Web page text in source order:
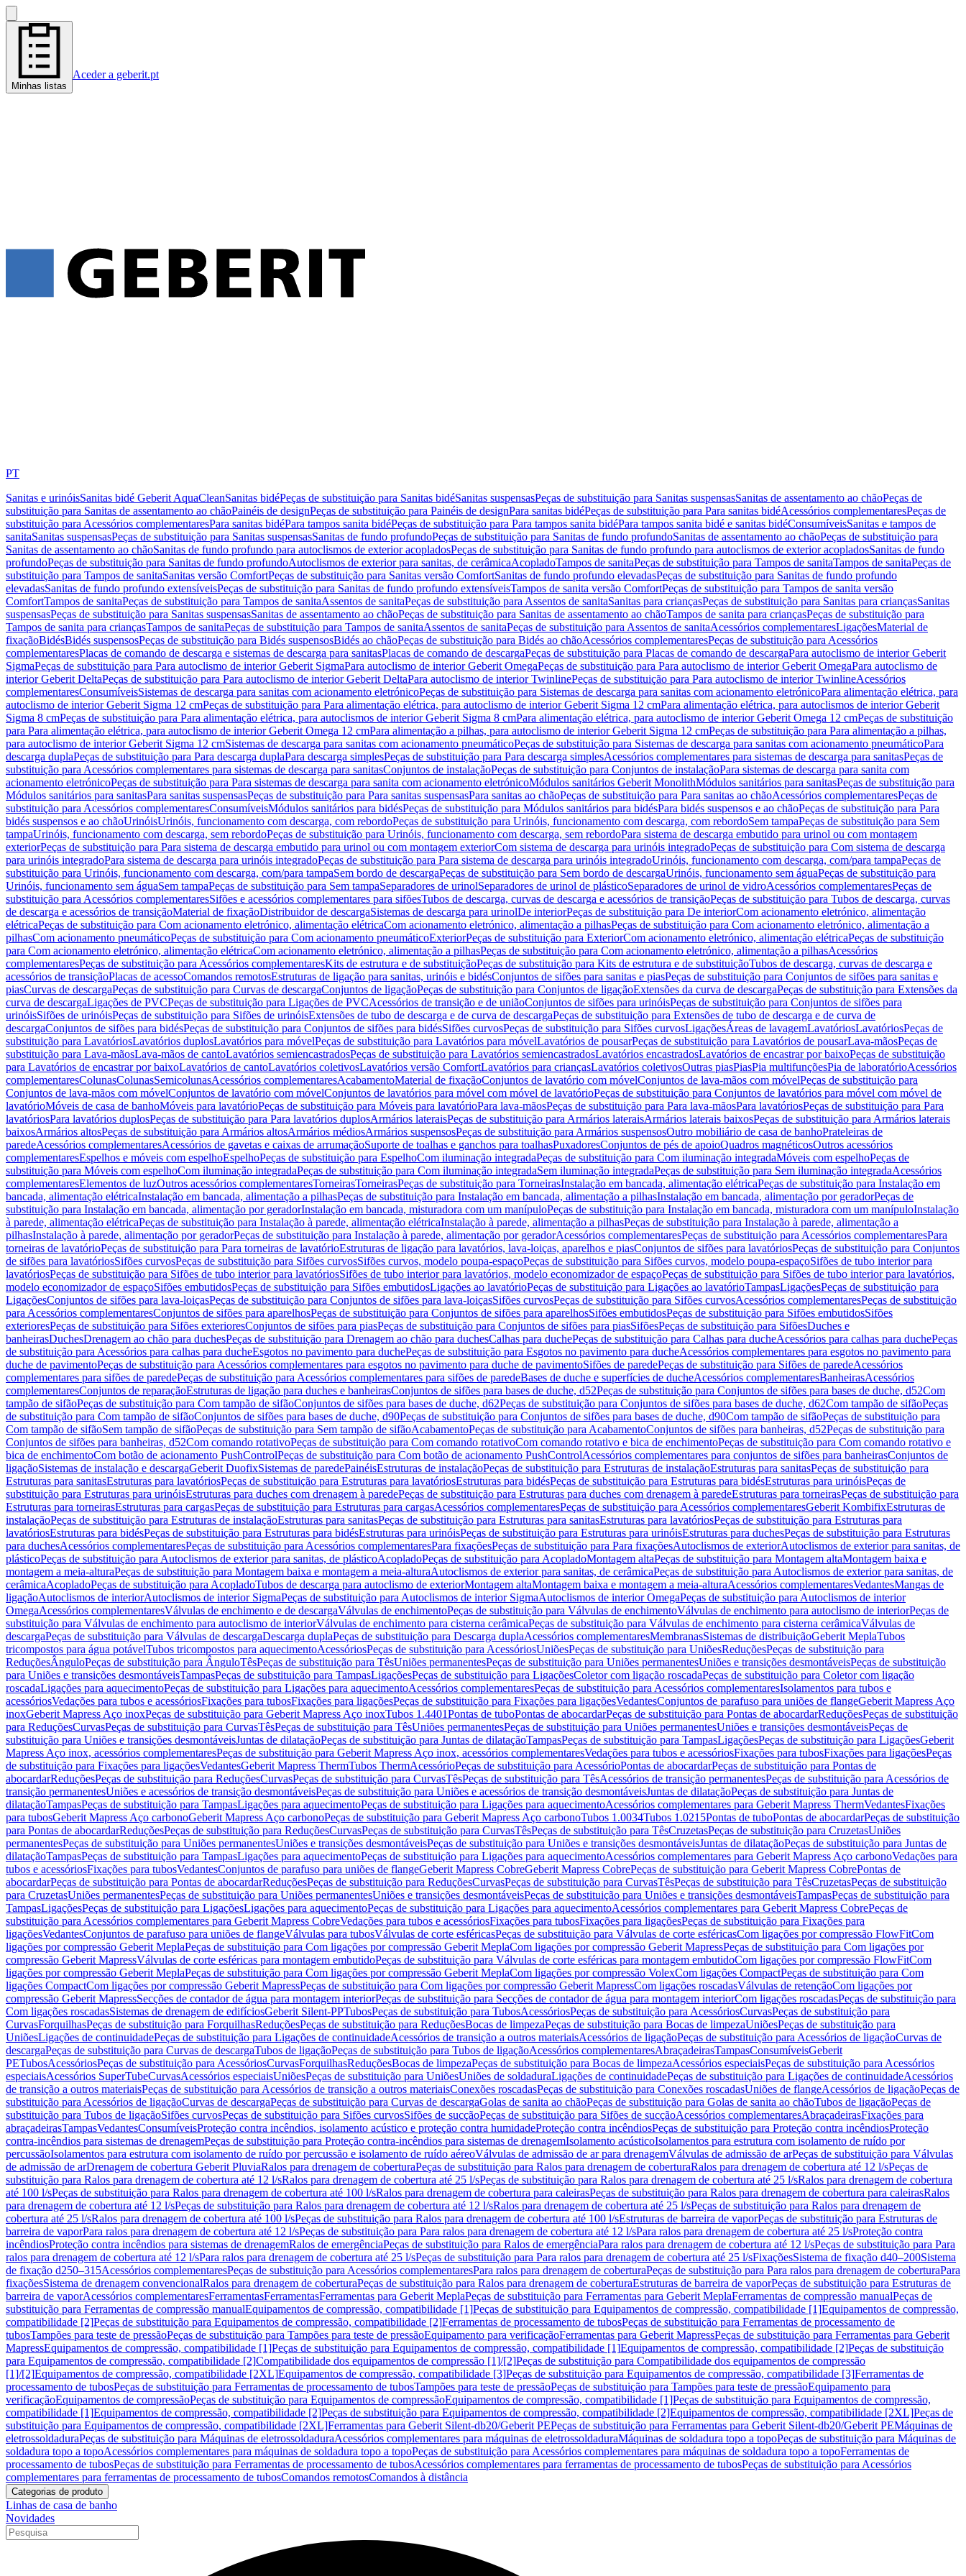
Minhas listas
Aceder a geberit.pt
PT
Sanitas e urinóisSanitas bidé Geberit AquaCleanSanitas bidéPeças de substituição para Sanitas bidéSanitas suspensasPeças de substituição para Sanitas suspensasSanitas de assentamento ao chãoPeças de
substituição para Sanitas de assentamento ao chãoPainéis de designPeças de substituição para Painéis de designPara sanitas bidéPeças de substituição para Para sanitas bidéAcessórios complementaresPeças de
substituição para Acessórios complementaresPara sanitas bidéPara tampos sanita bidéPeças de substituição para Para tampos sanita bidéPara tampos sanita bidé e sanitas bidéConsumíveisSanitas e tampos de
sanitaSanitas suspensasPeças de substituição para Sanitas suspensasSanitas de fundo profundoPeças de substituição para Sanitas de fundo profundoSanitas de assentamento ao chãoPeças de substituição para
Sanitas de assentamento ao chãoSanitas de fundo profundo para autoclismos de exterior acopladosPeças de substituição para Sanitas de fundo profundo para autoclismos de exterior acopladosSanitas de fundo
profundoPeças de substituição para Sanitas de fundo profundoAutoclismos de exterior para sanitas, de cerâmicaAcopladoTampos de sanitaPeças de substituição para Tampos de sanitaTampos de sanitaPeças de
substituição para Tampos de sanitaSanitas versão ComfortPeças de substituição para Sanitas versão ComfortSanitas de fundo profundo elevadasPeças de substituição para Sanitas de fundo profundo
elevadasSanitas de fundo profundo extensíveisPeças de substituição para Sanitas de fundo profundo extensíveisTampos de sanita versão ComfortPeças de substituição para Tampos de sanita versão
ComfortTampos de sanitaPeças de substituição para Tampos de sanitaAssentos de sanitaPeças de substituição para Assentos de sanitaSanitas para criançasPeças de substituição para Sanitas para criançasSanitas
suspensasPeças de substituição para Sanitas suspensasSanitas de assentamento ao chãoPeças de substituição para Sanitas de assentamento ao chãoTampos de sanita para criançasPeças de substituição para
Tampos de sanita para criançasTampos de sanitaPeças de substituição para Tampos de sanitaAssentos de sanitaPeças de substituição para Assentos de sanitaAcessórios complementaresLigaçõesMaterial de
fixaçãoBidésBidés suspensosPeças de substituição para Bidés suspensosBidés ao chãoPeças de substituição para Bidés ao chãoAcessórios complementaresPeças de substituição para Acessórios
complementaresPlacas de comando de descarga e sistemas de descarga para sanitasPlacas de comando de descargaPeças de substituição para Placas de comando de descargaPara autoclismo de interior Geberit
SigmaPeças de substituição para Para autoclismo de interior Geberit SigmaPara autoclismo de interior Geberit OmegaPeças de substituição para Para autoclismo de interior Geberit OmegaPara autoclismo de
interior Geberit DeltaPeças de substituição para Para autoclismo de interior Geberit DeltaPara autoclismo de interior TwinlinePeças de substituição para Para autoclismo de interior TwinlineAcessórios
complementaresConsumíveisSistemas de descarga para sanitas com acionamento eletrónicoPeças de substituição para Sistemas de descarga para sanitas com acionamento eletrónicoPara alimentação elétrica, para
autoclismo de interior Geberit Sigma 12 cmPeças de substituição para Para alimentação elétrica, para autoclismo de interior Geberit Sigma 12 cmPara alimentação elétrica, para autoclismos de interior Geberit
Sigma 8 cmPeças de substituição para Para alimentação elétrica, para autoclismos de interior Geberit Sigma 8 cmPara alimentação elétrica, para autoclismo de interior Geberit Omega 12 cmPeças de substituição
para Para alimentação elétrica, para autoclismo de interior Geberit Omega 12 cmPara alimentação a pilhas, para autoclismo de interior Geberit Sigma 12 cmPeças de substituição para Para alimentação a pilhas,
para autoclismo de interior Geberit Sigma 12 cmSistemas de descarga para sanitas com acionamento pneumáticoPeças de substituição para Sistemas de descarga para sanitas com acionamento pneumáticoPara
descarga duplaPeças de substituição para Para descarga duplaPara descarga simplesPeças de substituição para Para descarga simplesAcessórios complementares para sistemas de descarga para sanitasPeças de
substituição para Acessórios complementares para sistemas de descarga para sanitasConjuntos de instalaçãoPeças de substituição para Conjuntos de instalaçãoPara sistemas de descarga para sanita com
acionamento eletrónicoPeças de substituição para Para sistemas de descarga para sanita com acionamento eletrónicoMódulos sanitários Geberit MonolithMódulos sanitários para sanitasPeças de substituição para
Módulos sanitários para sanitasPara sanitas suspensasPeças de substituição para Para sanitas suspensasPara sanitas ao chãoPeças de substituição para Para sanitas ao chãoAcessórios complementaresPeças de
substituição para Acessórios complementaresConsumíveisMódulos sanitários para bidésPeças de substituição para Módulos sanitários para bidésPara bidés suspensos e ao chãoPeças de substituição para Para
bidés suspensos e ao chãoUrinóisUrinóis, funcionamento com descarga, com rebordoPeças de substituição para Urinóis, funcionamento com descarga, com rebordoSem tampaPeças de substituição para Sem
tampaUrinóis, funcionamento com descarga, sem rebordoPeças de substituição para Urinóis, funcionamento com descarga, sem rebordoPara sistema de descarga embutido para urinol ou com montagem
exteriorPeças de substituição para Para sistema de descarga embutido para urinol ou com montagem exteriorCom sistema de descarga para urinóis integradoPeças de substituição para Com sistema de descarga
para urinóis integradoPara sistema de descarga para urinóis integradoPeças de substituição para Para sistema de descarga para urinóis integradoUrinóis, funcionamento com descarga, com/para tampaPeças de
substituição para Urinóis, funcionamento com descarga, com/para tampaSem bordo de descargaPeças de substituição para Sem bordo de descargaUrinóis, funcionamento sem águaPeças de substituição para
Urinóis, funcionamento sem águaSem tampaPeças de substituição para Sem tampaSeparadores de urinolSeparadores de urinol de plásticoSeparadores de urinol de vidroAcessórios complementaresPeças de
substituição para Acessórios complementaresSifões e acessórios complementares para sifõesTubos de descarga, curvas de descarga e acessórios de transiçãoPeças de substituição para Tubos de descarga, curvas
de descarga e acessórios de transiçãoMaterial de fixaçãoDistribuidor de descargaSistemas de descarga para urinolDe interiorPeças de substituição para De interiorCom acionamento eletrónico, alimentação
elétricaPeças de substituição para Com acionamento eletrónico, alimentação elétricaCom acionamento eletrónico, alimentação a pilhasPeças de substituição para Com acionamento eletrónico, alimentação a
pilhasCom acionamento pneumáticoPeças de substituição para Com acionamento pneumáticoExteriorPeças de substituição para ExteriorCom acionamento eletrónico, alimentação elétricaPeças de substituição
para Com acionamento eletrónico, alimentação elétricaCom acionamento eletrónico, alimentação a pilhasPeças de substituição para Com acionamento eletrónico, alimentação a pilhasAcessórios
complementaresPeças de substituição para Acessórios complementaresKits de estrutura e de substituiçãoPeças de substituição para Kits de estrutura e de substituiçãoTubos de descarga, curvas de descarga e
acessórios de transiçãoPlacas de acessoComandos remotosEstruturas de ligação para sanitas, urinóis e bidésConjuntos de sifões para sanitas e piasPeças de substituição para Conjuntos de sifões para sanitas e
piasCurvas de descargaPeças de substituição para Curvas de descargaConjuntos de ligaçãoPeças de substituição para Conjuntos de ligaçãoExtensões da curva de descargaPeças de substituição para Extensões da
curva de descargaLigações de PVCPeças de substituição para Ligações de PVCAcessórios de transição e de uniãoConjuntos de sifões para urinóisPeças de substituição para Conjuntos de sifões para
urinóisSifões de urinóisPeças de substituição para Sifões de urinóisExtensões de tubo de descarga e de curva de descargaPeças de substituição para Extensões de tubo de descarga e de curva de
descargaConjuntos de sifões para bidésPeças de substituição para Conjuntos de sifões para bidésSifões curvosPeças de substituição para Sifões curvosLigaçõesÁreas de lavagemLavatóriosLavatóriosPeças de
substituição para LavatóriosLavatórios duplosLavatórios para móvelPeças de substituição para Lavatórios para móvelLavatórios de pousarPeças de substituição para Lavatórios de pousarLava-mãosPeças de
substituição para Lava-mãosLava-mãos de cantoLavatórios semiencastradosPeças de substituição para Lavatórios semiencastradosLavatórios encastradosLavatórios de encastrar por baixoPeças de substituição
para Lavatórios de encastrar por baixoLavatórios de cantoLavatórios coletivosLavatórios versão ComfortLavatórios para criançasLavatórios coletivosOutras piasPiasPia multifunçõesPia de laboratórioAcessórios
complementaresColunasColunasSemicolunasAcessórios complementaresAcabamentoMaterial de fixaçãoConjuntos de lavatório com móvelConjuntos de lava-mãos com móvelPeças de substituição para
Conjuntos de lava-mãos com móvelConjuntos de lavatório com móvelConjuntos de lavatórios para móvel com móvel de lavatórioPeças de substituição para Conjuntos de lavatórios para móvel com móvel de
lavatórioMóveis de casa de banhoMóveis para lavatórioPeças de substituição para Móveis para lavatórioPara lava-mãosPeças de substituição para Para lava-mãosPara lavatóriosPeças de substituição para Para
lavatóriosPara lavatórios duplosPeças de substituição para Para lavatórios duplosArmários lateraisPeças de substituição para Armários lateraisArmários laterais baixosPeças de substituição para Armários laterais
baixosArmários altosPeças de substituição para Armários altosArmários médiosArmários suspensosPeças de substituição para Armários suspensosOutro mobiliário de casa de banhoPrateleiras de
paredeAcessórios complementaresAcessórios de gavetas e caixas de arrumaçãoSuporte de toalhas e ganchos para toalhasPuxadoresConjuntos de pés de apoioQuadros magnéticosOutros acessórios
complementaresEspelhos e móveis com espelhoEspelhoPeças de substituição para EspelhoCom iluminação integradaPeças de substituição para Com iluminação integradaMóveis com espelhoPeças de
substituição para Móveis com espelhoCom iluminação integradaPeças de substituição para Com iluminação integradaSem iluminação integradaPeças de substituição para Sem iluminação integradaAcessórios
complementaresElementos de luzOutros acessórios complementaresTorneirasTorneirasPeças de substituição para TorneirasInstalação em bancada, alimentação elétricaPeças de substituição para Instalação em
bancada, alimentação elétricaInstalação em bancada, alimentação a pilhasPeças de substituição para Instalação em bancada, alimentação a pilhasInstalação em bancada, alimentação por geradorPeças de
substituição para Instalação em bancada, alimentação por geradorInstalação em bancada, misturadora com um manípuloPeças de substituição para Instalação em bancada, misturadora com um manípuloInstalação
à parede, alimentação elétricaPeças de substituição para Instalação à parede, alimentação elétricaInstalação à parede, alimentação a pilhasPeças de substituição para Instalação à parede, alimentação a
pilhasInstalação à parede, alimentação por geradorPeças de substituição para Instalação à parede, alimentação por geradorAcessórios complementaresPeças de substituição para Acessórios complementaresPara
torneiras de lavatórioPeças de substituição para Para torneiras de lavatórioEstruturas de ligação para lavatórios, lava-loiças, aparelhos e piasConjuntos de sifões para lavatóriosPeças de substituição para Conjuntos
de sifões para lavatóriosSifões curvosPeças de substituição para Sifões curvosSifões curvos, modelo poupa-espaçoPeças de substituição para Sifões curvos, modelo poupa-espaçoSifões de tubo interior para
lavatóriosPeças de substituição para Sifões de tubo interior para lavatóriosSifões de tubo interior para lavatórios, modelo economizador de espaçoPeças de substituição para Sifões de tubo interior para lavatórios,
modelo economizador de espaçoSifões embutidosPeças de substituição para Sifões embutidosLigações ao lavatórioPeças de substituição para Ligações ao lavatórioTampasLigaçõesPeças de substituição para
LigaçõesConjuntos de sifões para lava-loiçasPeças de substituição para Conjuntos de sifões para lava-loiçasSifões curvosPeças de substituição para Sifões curvosAcessórios complementaresPeças de substituição
para Acessórios complementaresConjuntos de sifões para aparelhosPeças de substituição para Conjuntos de sifões para aparelhosSifões embutidosPeças de substituição para Sifões embutidosSifões
exterioresPeças de substituição para Sifões exterioresConjuntos de sifões para piasPeças de substituição para Conjuntos de sifões para piasSifõesPeças de substituição para SifõesDuches e
banheirasDuchesDrenagem ao chão para duchesPeças de substituição para Drenagem ao chão para duchesCalhas para duchePeças de substituição para Calhas para ducheAcessórios para calhas para duchePeças
de substituição para Acessórios para calhas para ducheEsgotos no pavimento para duchePeças de substituição para Esgotos no pavimento para ducheAcessórios complementares para esgotos no pavimento para
duche de pavimentoPeças de substituição para Acessórios complementares para esgotos no pavimento para duche de pavimentoSifões de paredePeças de substituição para Sifões de paredeAcessórios
complementares para sifões de paredePeças de substituição para Acessórios complementares para sifões de paredeBases de duche e superfícies de ducheAcessórios complementaresBanheirasAcessórios
complementaresConjuntos de reparaçãoEstruturas de ligação para duches e banheirasConjuntos de sifões para bases de duche, d52Peças de substituição para Conjuntos de sifões para bases de duche, d52Com
tampão de sifãoPeças de substituição para Com tampão de sifãoConjuntos de sifões para bases de duche, d62Peças de substituição para Conjuntos de sifões para bases de duche, d62Com tampão de sifãoPeças
de substituição para Com tampão de sifãoConjuntos de sifões para bases de duche, d90Peças de substituição para Conjuntos de sifões para bases de duche, d90Com tampão de sifãoPeças de substituição para
Com tampão de sifãoSem tampão de sifãoPeças de substituição para Sem tampão de sifãoAcabamentoPeças de substituição para AcabamentoConjuntos de sifões para banheiras, d52Peças de substituição para
Conjuntos de sifões para banheiras, d52Com comando rotativoPeças de substituição para Com comando rotativoCom comando rotativo e bica de enchimentoPeças de substituição para Com comando rotativo e
bica de enchimentoCom botão de acionamento PushControlPeças de substituição para Com botão de acionamento PushControlAcessórios complementares para conjuntos de sifões para banheirasConjuntos de
ligaçãoSistemas de instalação e descargaGeberit DuofixSistemas de paredePainéisEstruturas de instalaçãoPeças de substituição para Estruturas de instalaçãoEstruturas para sanitasPeças de substituição para
Estruturas para sanitasEstruturas para lavatóriosPeças de substituição para Estruturas para lavatóriosEstruturas para bidésPeças de substituição para Estruturas para bidésEstruturas para urinóisPeças de
substituição para Estruturas para urinóisEstruturas para duches com drenagem à paredePeças de substituição para Estruturas para duches com drenagem à paredeEstruturas para torneirasPeças de substituição para
Estruturas para torneirasEstruturas para cargasPeças de substituição para Estruturas para cargasAcessórios complementaresPeças de substituição para Acessórios complementaresGeberit KombifixEstruturas de
instalaçãoPeças de substituição para Estruturas de instalaçãoEstruturas para sanitasPeças de substituição para Estruturas para sanitasEstruturas para lavatóriosPeças de substituição para Estruturas para
lavatóriosEstruturas para bidésPeças de substituição para Estruturas para bidésEstruturas para urinóisPeças de substituição para Estruturas para urinóisEstruturas para duchesPeças de substituição para Estruturas
para duchesAcessórios complementaresPeças de substituição para Acessórios complementaresPara fixaçõesPeças de substituição para Para fixaçõesAutoclismos de exteriorAutoclismos de exterior para sanitas, de
plásticoPeças de substituição para Autoclismos de exterior para sanitas, de plásticoAcopladoPeças de substituição para AcopladoMontagem altaPeças de substituição para Montagem altaMontagem baixa e
montagem a meia-alturaPeças de substituição para Montagem baixa e montagem a meia-alturaAutoclismos de exterior para sanitas, de cerâmicaPeças de substituição para Autoclismos de exterior para sanitas, de
cerâmicaAcopladoPeças de substituição para AcopladoTubos de descarga para autoclismo de exteriorMontagem altaMontagem baixa e montagem a meia-alturaAcessórios complementaresVedantesMangas de
ligaçãoAutoclismos de interiorAutoclismos de interior SigmaPeças de substituição para Autoclismos de interior SigmaAutoclismos de interior OmegaPeças de substituição para Autoclismos de interior
OmegaAcessórios complementaresVálvulas de enchimento e de descargaVálvulas de enchimentoPeças de substituição para Válvulas de enchimentoVálvulas de enchimento para autoclismo de interiorPeças de
substituição para Válvulas de enchimento para autoclismo de interiorVálvulas de enchimento para cisterna cerâmicaPeças de substituição para Válvulas de enchimento para cisterna cerâmicaVálvulas de
descargaPeças de substituição para Válvulas de descargaDescarga duplaPeças de substituição para Descarga duplaAcessórios complementaresMembranasSistemas de distribuiçãoGeberit MeplaTubos
tricompostos para água potávelTubos tricompostos para aquecimentoAcessóriosPeças de substituição para AcessóriosUniõesPeças de substituição para UniõesReduçõesPeças de substituição para
ReduçõesÂnguloPeças de substituição para ÂnguloTêsPeças de substituição para TêsUniões permanentesPeças de substituição para Uniões permanentesUniões e transições desmontáveisPeças de substituição
para Uniões e transições desmontáveisTampasPeças de substituição para TampasLigaçõesPeças de substituição para LigaçõesColetor com ligação roscadaPeças de substituição para Coletor com ligação
roscadaLigações para aquecimentoPeças de substituição para Ligações para aquecimentoAcessórios complementaresPeças de substituição para Acessórios complementaresIsolamentos para tubos e
acessóriosVedações para tubos e acessóriosFixações para tubosFixações para ligaçõesPeças de substituição para Fixações para ligaçõesVedantesConjuntos de parafuso para uniões de flangeGeberit Mapress Aço
inoxGeberit Mapress Aço inoxPeças de substituição para Geberit Mapress Aço inoxTubos 1.4401Pontas de tuboPontas de abocardarPeças de substituição para Pontas de abocardarReduçõesPeças de substituição
para ReduçõesCurvasPeças de substituição para CurvasTêsPeças de substituição para TêsUniões permanentesPeças de substituição para Uniões permanentesUniões e transições desmontáveisPeças de
substituição para Uniões e transições desmontáveisJuntas de dilataçãoPeças de substituição para Juntas de dilataçãoTampasPeças de substituição para TampasLigaçõesPeças de substituição para LigaçõesGeberit
Mapress Aço inox, acessórios complementaresPeças de substituição para Geberit Mapress Aço inox, acessórios complementaresVedações para tubos e acessóriosFixações para tubosFixações para ligaçõesPeças
de substituição para Fixações para ligaçõesVedantesGeberit Mapress ThermTubos ThermAcessórioPeças de substituição para AcessórioPontas de abocardarPeças de substituição para Pontas de
abocardarReduçõesPeças de substituição para ReduçõesCurvasPeças de substituição para CurvasTêsPeças de substituição para TêsAcessórios de transição permanentesPeças de substituição para Acessórios de
transição permanentesUniões e acessórios de transição desmontáveisPeças de substituição para Uniões e acessórios de transição desmontáveisJuntas de dilataçãoPeças de substituição para Juntas de
dilataçãoTampasPeças de substituição para TampasLigações para aquecimentoPeças de substituição para Ligações para aquecimentoAcessórios complementares para Geberit Mapress ThermVedantesFixações
para tubosGeberit Mapress Aço carbonoGeberit Mapress Aço carbonoPeças de substituição para Geberit Mapress Aço carbonoTubos 1.0034Tubos 1.0215Pontas de tuboPontas de abocardarPeças de substituição
para Pontas de abocardarReduçõesPeças de substituição para ReduçõesCurvasPeças de substituição para CurvasTêsPeças de substituição para TêsCruzetasPeças de substituição para CruzetasUniões
permanentesPeças de substituição para Uniões permanentesUniões e transições desmontáveisPeças de substituição para Uniões e transições desmontáveisJuntas de dilataçãoPeças de substituição para Juntas de
dilataçãoTampasPeças de substituição para TampasLigações para aquecimentoPeças de substituição para Ligações para aquecimentoAcessórios complementares para Geberit Mapress Aço carbonoVedações para
tubos e acessóriosFixações para tubosVedantesConjuntos de parafuso para uniões de flangeGeberit Mapress CobreGeberit Mapress CobrePeças de substituição para Geberit Mapress CobrePontas de
abocardarPeças de substituição para Pontas de abocardarReduçõesPeças de substituição para ReduçõesCurvasPeças de substituição para CurvasTêsPeças de substituição para TêsCruzetasPeças de substituição
para CruzetasUniões permanentesPeças de substituição para Uniões permanentesUniões e transições desmontáveisPeças de substituição para Uniões e transições desmontáveisTampasPeças de substituição para
TampasLigaçõesPeças de substituição para LigaçõesLigações para aquecimentoPeças de substituição para Ligações para aquecimentoAcessórios complementares para Geberit Mapress CobrePeças de
substituição para Acessórios complementares para Geberit Mapress CobreVedações para tubos e acessóriosFixações para tubosFixações para ligaçõesPeças de substituição para Fixações para
ligaçõesVedantesConjuntos de parafuso para uniões de flangeVálvulas para tubosVálvulas de corte esféricasPeças de substituição para Válvulas de corte esféricasCom ligações por compressão FlowFitCom
ligações por compressão Geberit MeplaPeças de substituição para Com ligações por compressão Geberit MeplaCom ligações por compressão Geberit MapressPeças de substituição para Com ligações por
compressão Geberit MapressVálvulas de corte esféricas para montagem embutidoPeças de substituição para Válvulas de corte esféricas para montagem embutidoCom ligações por compressão FlowFitCom
ligações por compressão Geberit MeplaPeças de substituição para Com ligações por compressão Geberit MeplaCom ligações por compressão VolexCom ligações CompactPeças de substituição para Com
ligações CompactCom ligações por compressão Geberit MapressPeças de substituição para Com ligações por compressão Geberit MapressCom ligações roscadasVálvulas de retençãoCom ligações por
compressão Geberit MapressSecções de contador de água para montagem interiorPeças de substituição para Secções de contador de água para montagem interiorCom ligações roscadasPeças de substituição para
Com ligações roscadasSistemas de drenagem de edifíciosGeberit Silent-PPTubosPeças de substituição para TubosAcessóriosPeças de substituição para AcessóriosCurvasPeças de substituição para
CurvasForquilhasPeças de substituição para ForquilhasReduçõesPeças de substituição para ReduçõesBocas de limpezaPeças de substituição para Bocas de limpezaUniõesPeças de substituição para
UniõesLigações de continuidadePeças de substituição para Ligações de continuidadeAcessórios de transição a outros materiaisAcessórios de ligaçãoPeças de substituição para Acessórios de ligaçãoCurvas de
descargaPeças de substituição para Curvas de descargaTubos de ligaçãoPeças de substituição para Tubos de ligaçãoAcessórios complementaresAbraçadeirasTampasConsumíveisGeberit
PETubosAcessóriosPeças de substituição para AcessóriosCurvasForquilhasReduçõesBocas de limpezaPeças de substituição para Bocas de limpezaAcessórios especiaisPeças de substituição para Acessórios
especiaisAcessórios SuperTubeCurvasAcessórios especiaisUniõesPeças de substituição para UniõesUniões de soldaduraLigações de continuidadePeças de substituição para Ligações de continuidadeAcessórios
de transição a outros materiaisPeças de substituição para Acessórios de transição a outros materiaisConexões roscadasPeças de substituição para Conexões roscadasUniões de flangeAcessórios de ligaçãoPeças de
substituição para Acessórios de ligaçãoCurvas de descargaPeças de substituição para Curvas de descargaGolas de sanita ao chãoPeças de substituição para Golas de sanita ao chãoTubos de ligaçãoPeças de
substituição para Tubos de ligaçãoSifões curvosPeças de substituição para Sifões curvosSifões de sucçãoPeças de substituição para Sifões de sucçãoAcessórios complementaresAbraçadeirasFixações para
abraçadeirasTampasVedantesConsumíveisProteção contra incêndios, isolamento acústico e proteção contra humidadeProteção contra incêndiosPeças de substituição para Proteção contra incêndiosProteção
contra-incêndios para sistemas de drenagemPeças de substituição para Proteção contra-incêndios para sistemas de drenagemIsolamento acústicoIsolamentos para estrutura com isolamento de ruído por
percussãoIsolamentos para estrutura com isolamento de ruído por percussão e isolamento de ruído aéreoVálvulas de admissão de ar para drenagemVálvulas de admissão de arPeças de substituição para Válvulas
de admissão de arDrenagem de cobertura Geberit PluviaRalos para drenagem de coberturaPeças de substituição para Ralos para drenagem de coberturaRalos para drenagem de cobertura até 12 l/sPeças de
substituição para Ralos para drenagem de cobertura até 12 l/sRalos para drenagem de cobertura até 25 l/sPeças de substituição para Ralos para drenagem de cobertura até 25 l/sRalos para drenagem de cobertura
até 100 l/sPeças de substituição para Ralos para drenagem de cobertura até 100 l/sRalos para drenagem de cobertura para caleirasPeças de substituição para Ralos para drenagem de cobertura para caleirasRalos
para drenagem de cobertura até 12 l/sPeças de substituição para Ralos para drenagem de cobertura até 12 l/sRalos para drenagem de cobertura até 25 l/sPeças de substituição para Ralos para drenagem de
cobertura até 25 l/sRalos para drenagem de cobertura até 100 l/sPeças de substituição para Ralos para drenagem de cobertura até 100 l/sEstruturas de barreira de vaporPeças de substituição para Estruturas de
barreira de vaporPara ralos para drenagem de cobertura até 12 l/sPeças de substituição para Para ralos para drenagem de cobertura até 12 l/sPara ralos para drenagem de cobertura até 25 l/sProteção contra
incêndiosProteção contra incêndios para sistemas de drenagemRalos de emergênciaPeças de substituição para Ralos de emergênciaPara ralos para drenagem de cobertura até 12 l/sPeças de substituição para Para
ralos para drenagem de cobertura até 12 l/sPara ralos para drenagem de cobertura até 25 l/sPeças de substituição para Para ralos para drenagem de cobertura até 25 l/sFixaçõesSistema de fixação d40–200Sistema
de fixação d250–315Acessórios complementaresPeças de substituição para Acessórios complementaresPara ralos para drenagem de coberturaPeças de substituição para Para ralos para drenagem de coberturaPara
fixaçõesSistema de drenagem convencionalRalos para drenagem de coberturaPeças de substituição para Ralos para drenagem de coberturaEstruturas de barreira de vaporPeças de substituição para Estruturas de
barreira de vaporAcessórios complementaresFerramentasFerramentasFerramentas para Geberit MeplaPeças de substituição para Ferramentas para Geberit MeplaFerramentas de compressão manualPeças de
substituição para Ferramentas de compressão manualEquipamentos de compressão, compatibilidade [1]Peças de substituição para Equipamentos de compressão, compatibilidade [1]Equipamentos de compressão,
compatibilidade [2]Peças de substituição para Equipamentos de compressão, compatibilidade [2]Ferramentas de processamento de tubosPeças de substituição para Ferramentas de processamento de
tubosTampões para teste de pressãoPeças de substituição para Tampões para teste de pressãoEquipamento para verificaçãoFerramentas para Geberit MapressPeças de substituição para Ferramentas para Geberit
MapressEquipamentos de compressão, compatibilidade [1]Peças de substituição para Equipamentos de compressão, compatibilidade [1]Equipamentos de compressão, compatibilidade [2]Peças de substituição
para Equipamentos de compressão, compatibilidade [2]Compatibilidade dos equipamentos de compressão [1]/[2]Peças de substituição para Compatibilidade dos equipamentos de compressão
[1]/[2]Equipamentos de compressão, compatibilidade [2XL]Equipamentos de compressão, compatibilidade [3]Peças de substituição para Equipamentos de compressão, compatibilidade [3]Ferramentas de
processamento de tubosPeças de substituição para Ferramentas de processamento de tubosTampões para teste de pressãoPeças de substituição para Tampões para teste de pressãoEquipamento para
verificaçãoEquipamentos de compressãoPeças de substituição para Equipamentos de compressãoEquipamentos de compressão, compatibilidade [1]Peças de substituição para Equipamentos de compressão,
compatibilidade [1]Equipamentos de compressão, compatibilidade [2]Peças de substituição para Equipamentos de compressão, compatibilidade [2]Equipamentos de compressão, compatibilidade [2XL]Peças de
substituição para Equipamentos de compressão, compatibilidade [2XL]Ferramentas para Geberit Silent-db20/Geberit PEPeças de substituição para Ferramentas para Geberit Silent-db20/Geberit PEMáquinas de
eletrossoldaduraPeças de substituição para Máquinas de eletrossoldaduraAcessórios complementares para máquinas de eletrossoldaduraMáquinas de soldadura topo a topoPeças de substituição para Máquinas de
soldadura topo a topoAcessórios complementares para máquinas de soldadura topo a topoPeças de substituição para Acessórios complementares para máquinas de soldadura topo a topoFerramentas de
processamento de tubosPeças de substituição para Ferramentas de processamento de tubosAcessórios complementares para ferramentas de processamento de tubosPeças de substituição para Acessórios
complementares para ferramentas de processamento de tubosComandos remotosComandos à distância
Categorias de produto
Linhas de casa de banho
Novidades